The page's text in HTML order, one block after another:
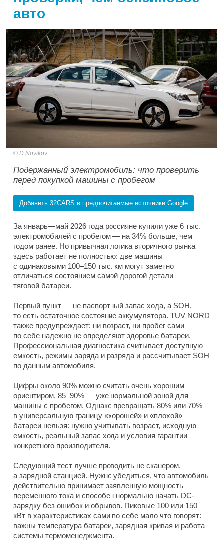
авто
D.Novikov
Подержанный электромобиль: что проверить
перед покупкой машины с пробегом
Добавить 32CARS в предпочитаемые источники Google
За январь—май 2026 года россияне купили уже 6 тыс.
электромобилей с пробегом — на 34% больше, чем
годом ранее. Но привычная логика вторичного рынка
здесь работает не полностью: две машины
с одинаковыми 100–150 тыс. км могут заметно
отличаться состоянием самой дорогой детали —
тяговой батареи.
Первый пункт — не паспортный запас хода, а SOH,
то есть остаточное состояние аккумулятора. TUV NORD
также предупреждает: ни возраст, ни пробег сами
по себе надежно не определяют здоровье батареи.
Профессиональная диагностика считывает доступную
емкость, режимы заряда и разряда и рассчитывает SOH
по данным автомобиля.
Цифры около 90% можно считать очень хорошим
ориентиром, 85–90% — уже нормальной зоной для
машины с пробегом. Однако превращать 80% или 70%
в универсальную границу «хорошей» и «плохой»
батареи нельзя: нужно учитывать возраст, исходную
емкость, реальный запас хода и условия гарантии
конкретного производителя.
Следующий тест лучше проводить не сканером,
а зарядной станцией. Нужно убедиться, что автомобиль
действительно принимает заявленную мощность
переменного тока и способен нормально начать DC-
зарядку без ошибок и обрывов. Пиковые 100 или 150
кВт в характеристиках сами по себе мало что говорят:
важны температура батареи, зарядная кривая и работа
системы термоменеджмента.